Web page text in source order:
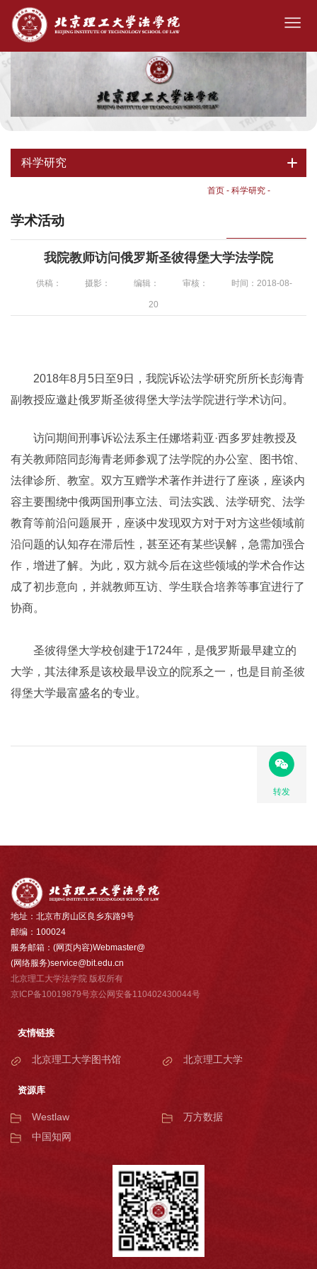
科学研究
首页 - 科学研究 -
学术活动
我院教师访问俄罗斯圣彼得堡大学法学院
供稿： 摄影： 编辑： 审核： 时间：2018-08-
20
2018年8月5日至9日，我院诉讼法学研究所所长彭海青
副教授应邀赴俄罗斯圣彼得堡大学法学院进行学术访问。
访问期间刑事诉讼法系主任娜塔莉亚·西多罗娃教授及
有关教师陪同彭海青老师参观了法学院的办公室、图书馆、
法律诊所、教室。双方互赠学术著作并进行了座谈，座谈内
容主要围绕中俄两国刑事立法、司法实践、法学研究、法学
教育等前沿问题展开，座谈中发现双方对于对方这些领域前
沿问题的认知存在滞后性，甚至还有某些误解，急需加强合
作，增进了解。为此，双方就今后在这些领域的学术合作达
成了初步意向，并就教师互访、学生联合培养等事宜进行了
协商。
圣彼得堡大学校创建于1724年，是俄罗斯最早建立的
大学，其法律系是该校最早设立的院系之一，也是目前圣彼
得堡大学最富盛名的专业。
转发
地址：北京市房山区良乡东路9号
邮编：100024
服务邮箱：(网页内容)Webmaster@
(网络服务)service@bit.edu.cn
北京理工大学法学院 版权所有
京ICP备10019879号京公网安备110402430044号
友情链接
北京理工大学图书馆 北京理工大学
资源库
Westlaw
万方数据
中国知网